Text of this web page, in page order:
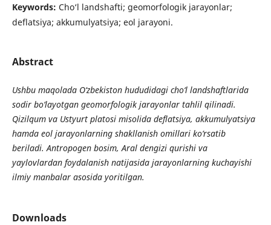
Keywords: Cho‘l landshafti; geomorfologik jarayonlar;
deflatsiya; akkumulyatsiya; eol jarayoni.
Abstract
Ushbu maqolada O‘zbekiston hududidagi cho‘l landshaftlarida
sodir bo‘layotgan geomorfologik jarayonlar tahlil qilinadi.
Qizilqum va Ustyurt platosi misolida deflatsiya, akkumulyatsiya
hamda eol jarayonlarning shakllanish omillari ko‘rsatib
beriladi. Antropogen bosim, Aral dengizi qurishi va
yaylovlardan foydalanish natijasida jarayonlarning kuchayishi
ilmiy manbalar asosida yoritilgan.
Downloads